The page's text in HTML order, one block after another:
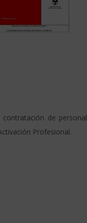
de personal
Profesional.